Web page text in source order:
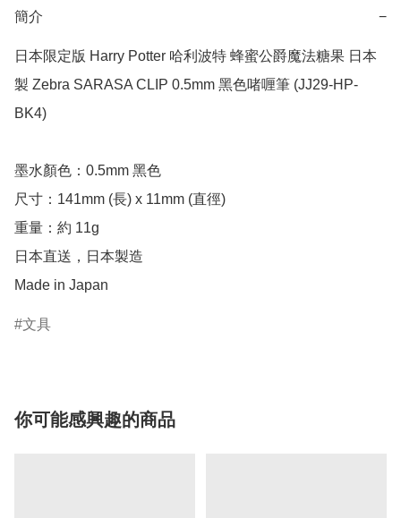
簡介 −
日本限定版 Harry Potter 哈利波特 蜂蜜公爵魔法糖果 日本
製 Zebra SARASA CLIP 0.5mm 黑色啫喱筆 (JJ29-HP-
BK4)
墨水顏色：0.5mm 黑色
尺寸：141mm (長) x 11mm (直徑)
重量：約 11g
日本直送，日本製造
Made in Japan
文具
你可能感興趣的商品